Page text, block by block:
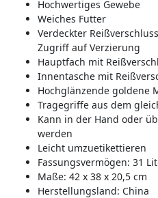
Hochwertiges Gewebe
Weiches Futter
Verdeckter
Zugriff auf Verzierung
Hauptfach mit
Innentasche mit
Hochglänzende goldene
Tragegriffe aus dem
Kann in der Hand oder
werden
Leicht umzuetikettieren
Fassungsvermögen: 31
Maße: 42 x 38 x 20,5 cm
Herstellungsland: China